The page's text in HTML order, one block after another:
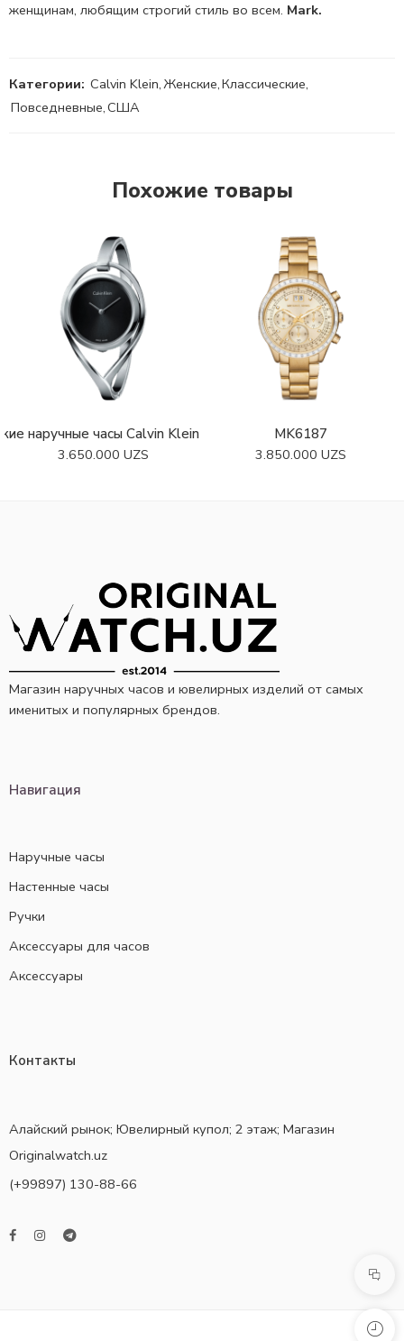
женщинам, любящим строгий стиль во всем. Mark.
Категории: Calvin Klein,Женские,Классические,
Повседневные,США
Похожие товары
наручные часы Calvin Klein K6L2M111
3.650.000 UZS
MK6187
3.850.000 UZS
Магазин наручных часов и ювелирных изделий от самых
именитых и популярных брендов.
Навигация
Наручные часы
Настенные часы
Ручки
Аксессуары для часов
Аксессуары
Контакты
Алайский рынок; Ювелирный купол; 2 этаж; Магазин
Originalwatch.uz
(+99897) 130-88-66